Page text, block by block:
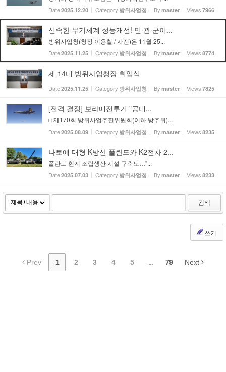
Date2025.12.20 Category 방위사업청 By master Views 7966
신속한 무기체계 성능개선! 민·관·군이...
방위사업청(청장 이용철 / 사진)은 11월 25...
Date2025.11.25 Category 방위사업청 By master Views 8774
제 14대 방위사업청장 취임식
Date2025.11.25 Category 방위사업청 By master Views 7825
[전격 결정] 보라매전투기 "공대...
□ 제170회 방위사업추진위원회(이하 방추위)...
Date2025.08.09 Category 방위사업청 By master Views 8235
나토에 대형 K방산 폴란드와 K2전차 2...
폴란드 현지 조립생산 시설 구축도…"...
Date2025.07.03 Category 방위사업청 By master Views 8233
검색
쓰기
Prev 1 2 3 4 5 ... 79 Next